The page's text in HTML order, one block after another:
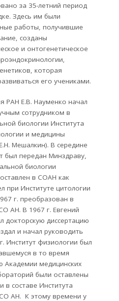
за 35-летний период
Здесь им были
работы, получившие
созданы
и онтогенетическое
которая
его учениками.
РАН Е.В. Науменко начал
сотрудником в
биологии Института
и медицины
Мешалкин). В середине
был передан Минздраву,
биологии
в СОАН как
при Институте цитологии
г. преобразован в
АН. В 1967 г. Евгений
докторскую диссертацию
и начал руководить
Институт физиологии был
в то время
Академии медицинских
были оставлены
в составе Института
АН. К этому времени у